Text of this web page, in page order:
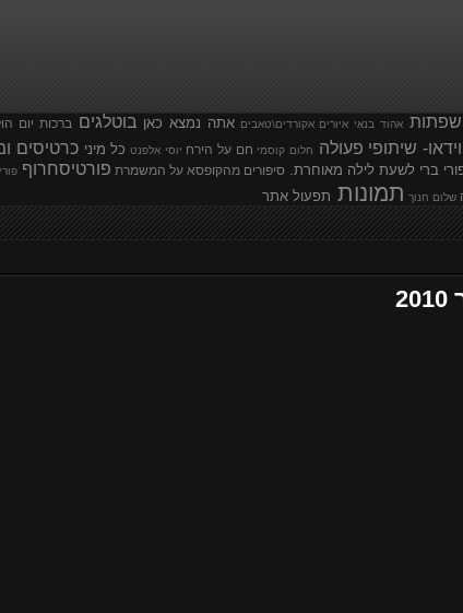
אהוד בנאי איורים אקורדים\טאבים אתה נמצא כאן בוטלגים ברכות יום
וידאו- שיתופי פעולה חלום קוסמי חם על הירח יוסי אלפנט כל מיני כרטיסים
ברי לשעת לילה מאוחרת. סיפורים מהקופסא על המשמרת פורטיסחרוף
שלום חנוך תמונות תפעול אתר